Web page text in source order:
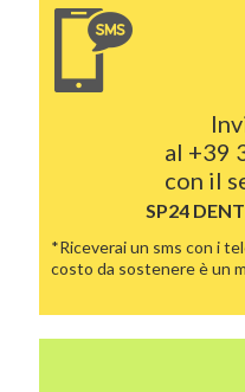
al +39
con il
SP24
*Riceverai un sms con i
costo da sostenere è un